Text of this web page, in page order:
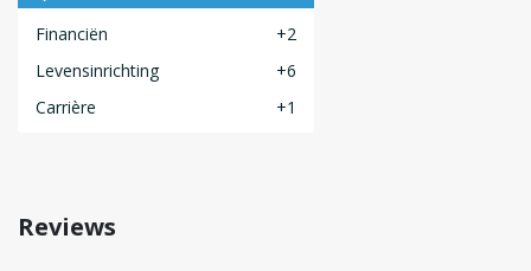
Financiën
+2
Levensinrichting
+6
Carrière
+1
Reviews